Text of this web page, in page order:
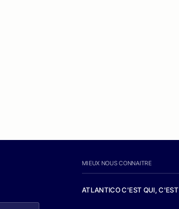
MIEUX NOUS CONNAITRE
ATLANTICO C'EST QUI,